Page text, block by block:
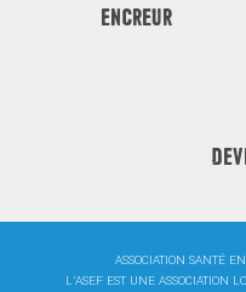
ENCREUR
ASSOCIATION SANTÉ
L'ASEF EST UNE ASSOCIATION